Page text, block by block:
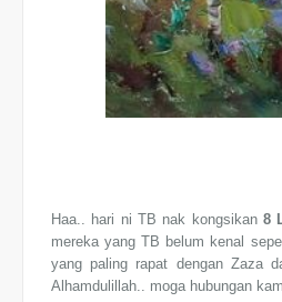
Haa.. hari ni TB nak kongsikan8
mereka yang TB belum kenal
yang paling rapat dengan Zaza
Alhamdulillah.. moga hubungan